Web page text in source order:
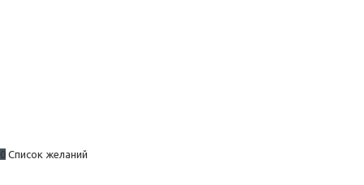
0 Список желаний